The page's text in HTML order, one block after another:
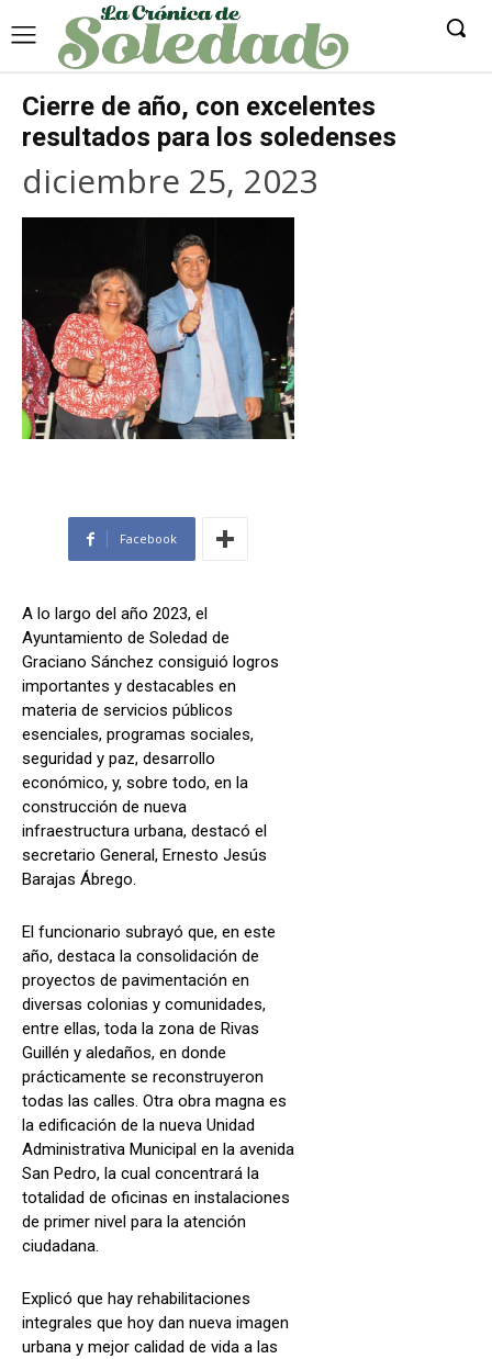
Cierre de año, con excelentes
resultados para los soledenses
diciembre 25, 2023
Facebook
A lo largo del año 2023, el
Ayuntamiento de Soledad de
Graciano Sánchez consiguió logros
importantes y destacables en
materia de servicios públicos
esenciales, programas sociales,
seguridad y paz, desarrollo
económico, y, sobre todo, en la
construcción de nueva
infraestructura urbana, destacó el
secretario General, Ernesto Jesús
Barajas Ábrego.
El funcionario subrayó que, en este
año, destaca la consolidación de
proyectos de pavimentación en
diversas colonias y comunidades,
entre ellas, toda la zona de Rivas
Guillén y aledaños, en donde
prácticamente se reconstruyeron
todas las calles. Otra obra magna es
la edificación de la nueva Unidad
Administrativa Municipal en la avenida
San Pedro, la cual concentrará la
totalidad de oficinas en instalaciones
de primer nivel para la atención
ciudadana.
Explicó que hay rehabilitaciones
integrales que hoy dan nueva imagen
urbana y mejor calidad de vida a las